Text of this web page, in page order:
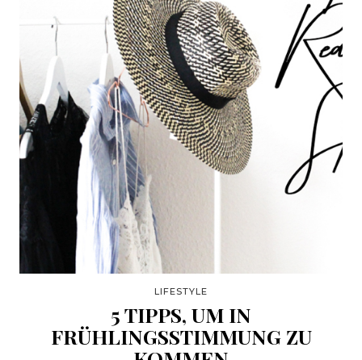
LIFESTYLE
5 TIPPS, UM IN
FRÜHLINGSSTIMMUNG ZU